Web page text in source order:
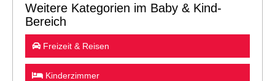
Weitere Kategorien im Baby & Kind-
Bereich
Freizeit & Reisen
Kinderzimmer